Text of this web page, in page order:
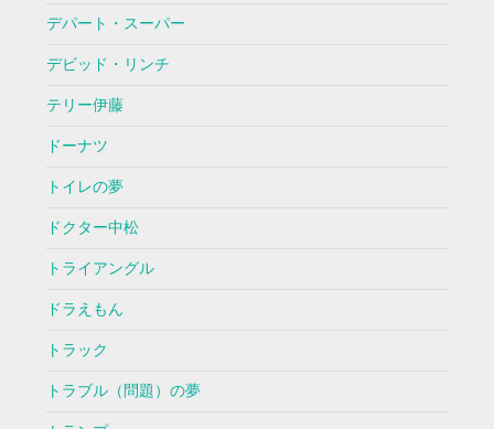
デパート・スーパー
デビッド・リンチ
テリー伊藤
ドーナツ
トイレの夢
ドクター中松
トライアングル
ドラえもん
トラック
トラブル（問題）の夢